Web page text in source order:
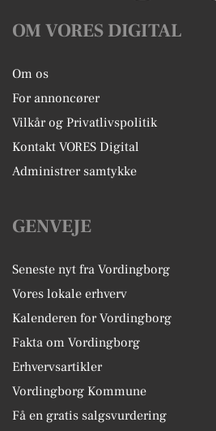
OM VORES DIGITAL
Om os
For annoncører
Vilkår og Privatlivspolitik
Kontakt VORES Digital
Administrer samtykke
GENVEJE
Seneste nyt fra Vordingborg
Vores lokale erhverv
Kalenderen for Vordingborg
Fakta om Vordingborg
Erhvervsartikler
Vordingborg Kommune
Få en gratis salgsvurdering